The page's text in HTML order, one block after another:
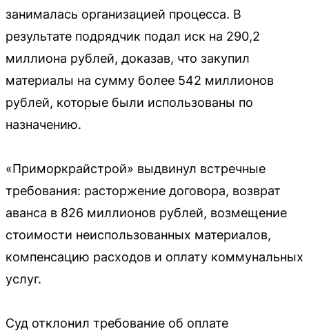
занималась организацией процесса. В
результате подрядчик подал иск на 290,2
миллиона рублей, доказав, что закупил
материалы на сумму более 542 миллионов
рублей, которые были использованы по
назначению.
«Приморкрайстрой» выдвинул встречные
требования: расторжение договора, возврат
аванса в 826 миллионов рублей, возмещение
стоимости неиспользованных материалов,
компенсацию расходов и оплату коммунальных
услуг.
Суд отклонил требование об оплате